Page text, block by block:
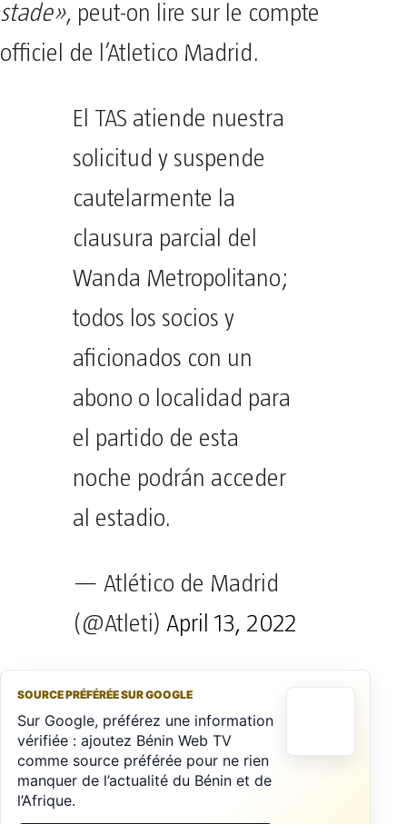
stade», peut-on lire sur le compte
officiel de l’Atletico Madrid.
El TAS atiende nuestra
solicitud y suspende
cautelarmente la
clausura parcial del
Wanda Metropolitano;
todos los socios y
aficionados con un
abono o localidad para
el partido de esta
noche podrán acceder
al estadio.
— Atlético de Madrid
(@Atleti) April 13, 2022
SOURCE PRÉFÉRÉE SUR GOOGLE
Sur Google, préférez une information
vérifiée : ajoutez Bénin Web TV
comme source préférée pour ne rien
manquer de l’actualité du Bénin et de
l’Afrique.